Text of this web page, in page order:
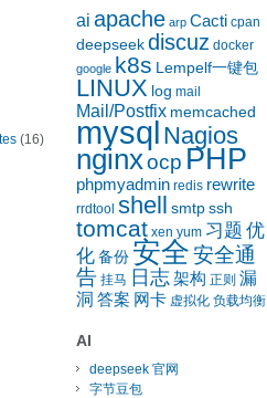
(16)
ai apache arp Cacti cpan
deepseek discuz docker
google k8s Lempelf一键包
LINUX log mail
Mail/Postfix memcached
mysql Nagios
nginxocp PHP
phpmyadmin redis rewrite
rrdtool shell smtp ssh
tomcat xen yum 习题 优
化 备份 安全安全通
告 挂马 日志架构 正则 漏
洞 答案 网卡 虚拟化 负载均衡
AI
deepseek 官网
字节豆包